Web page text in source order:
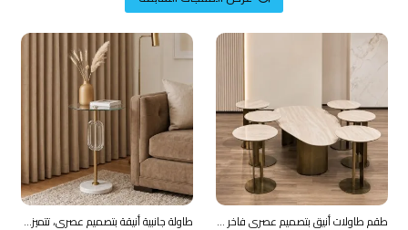
طقم طاولات أنيق بتصميم عصري فاخر 7قطع طاولة جانبية أنيقة بتصميم عصري، تتميز بسطح دائري من الزجاج الشفاف33×33×57سم